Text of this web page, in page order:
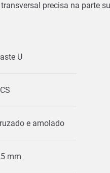
precisa na parte
U
e amolado
mm